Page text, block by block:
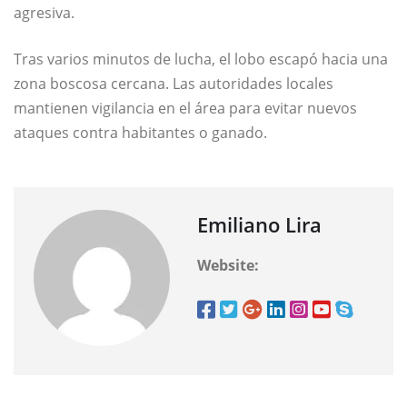
agresiva.
Tras varios minutos de lucha, el lobo escapó hacia una
zona boscosa cercana. Las autoridades locales
mantienen vigilancia en el área para evitar nuevos
ataques contra habitantes o ganado.
Emiliano Lira
Website: